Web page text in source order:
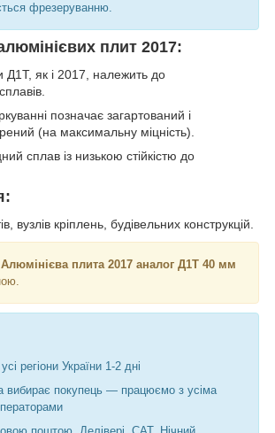
фрезеруванню.
плит 2017:
Д1Т, як і 2017, належить до
позначає загартований і
(на максимальну міцність).
сплав із низькою стійкістю до
вузлів кріплень, будівельних конструкцій.
Алюмінієва плита 2017 аналог Д1Т 40 мм
регіони України 1-2 дні
вибирає покупець — працюємо з усіма